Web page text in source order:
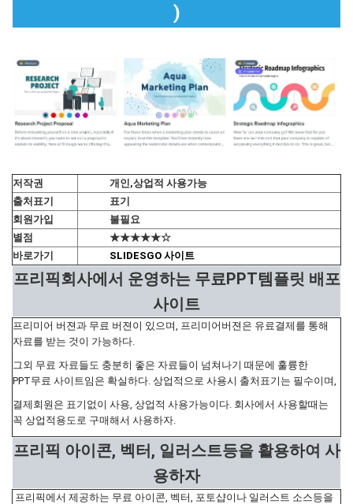
)
저작권
개인,상업적 사용가능
출처표기
표기
회원가입
불필요
별점
★★★★★☆
바로가기
SLIDESGO 사이트
프리픽회사에서 운영하는 무료PPT템플릿 배포
사이트
프리미어 버젼과 무료 버젼이 있으며, 프리미어버젼은 유료결제를 통해
자료를 받는 것이 가능하다.
그외 무료 자료들도 충분히 좋은 자료들이 넘쳐나기 때문에 훌륭한
PPT무료 사이트임은 확실하다. 상업적으로 사용시 출처표기는 필수이며,
결제회원은 표기없이 사용, 상업적 사용가능이다. 회사에서 사용할때는
꼭 상업적용도로 구매해서 사용하자.
프리픽 아이콘, 벡터, 일러스트등을 활용하여 사
용하자
프리픽에서 제공하는 무료 아이콘, 벡터, 포토샵이나 일러스트 소스등을